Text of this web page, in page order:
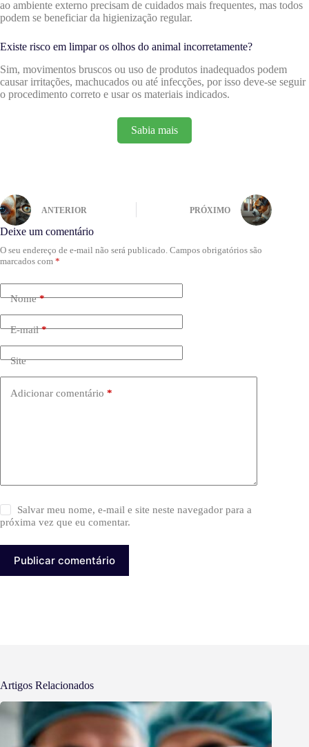
ao ambiente externo precisam de cuidados mais frequentes, mas todos
podem se beneficiar da higienização regular.
Existe risco em limpar os olhos do animal incorretamente?
Sim, movimentos bruscos ou uso de produtos inadequados podem
causar irritações, machucados ou até infecções, por isso deve-se seguir
o procedimento correto e usar os materiais indicados.
Sabia mais
ANTERIOR PRÓXIMO
Deixe um comentário
O seu endereço de e-mail não será publicado. Campos obrigatórios são
marcados com *
Nome*
E-mail*
Site
Adicionar comentário *
Salvar meu nome, e-mail e site neste navegador para a
próxima vez que eu comentar.
Publicar comentário
Artigos Relacionados